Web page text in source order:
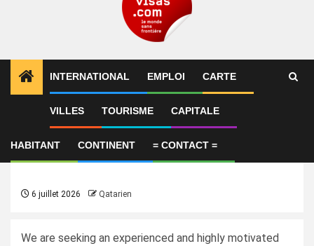
INTERNATIONAL EMPLOI CARTE
VILLES TOURISME CAPITALE
HABITANT CONTINENT = CONTACT =
Senior Architect
6 juillet 2026 Qatarien
We are seeking an experienced and highly motivated